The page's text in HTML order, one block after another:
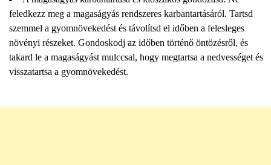
feledkezz meg a magaságyás rendszeres karbantartásáról. Tartsd
szemmel a gyomnövekedést és távolítsd el időben a felesleges
növényi részeket. Gondoskodj az időben történő öntözésről, és
takard le a magaságyást mulccsal, hogy megtartsa a nedvességet és
visszatartsa a gyomnövekedést.